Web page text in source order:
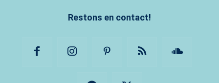
Restons en contact!